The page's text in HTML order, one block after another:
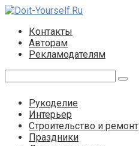
Перейти
контентуКонтакты
Авторам
Рекламодателям
Рукоделие
Интерьер
Строительство и ремонт
Праздники